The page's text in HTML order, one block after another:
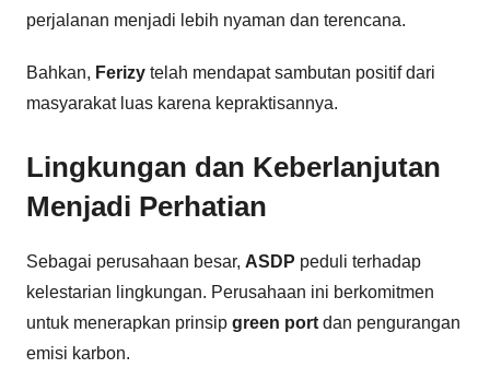
perjalanan menjadi lebih nyaman dan terencana.
Bahkan, Ferizy telah mendapat sambutan positif dari
masyarakat luas karena kepraktisannya.
Lingkungan dan Keberlanjutan
Menjadi Perhatian
Sebagai perusahaan besar, ASDP peduli terhadap
kelestarian lingkungan. Perusahaan ini berkomitmen
untuk menerapkan prinsip green portdan pengurangan
emisi karbon.